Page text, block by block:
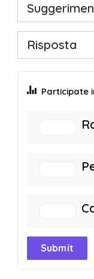
Risposta
Participate
Submit